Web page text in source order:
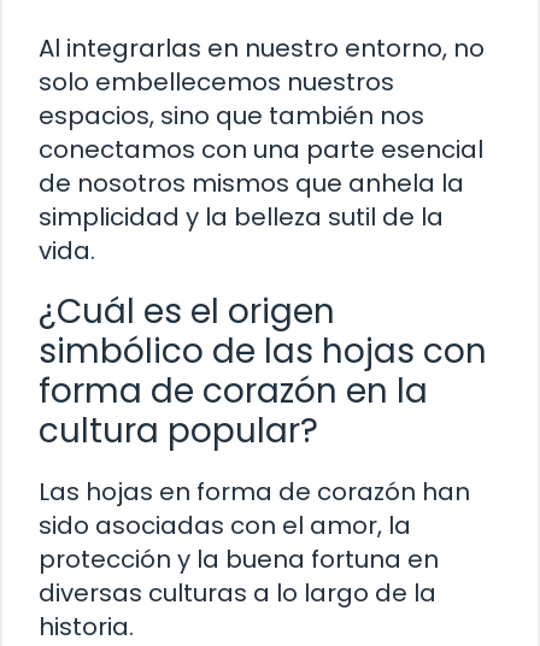
Al integrarlas en nuestro entorno, no
solo embellecemos nuestros
espacios, sino que también nos
conectamos con una parte esencial
de nosotros mismos que anhela la
simplicidad y la belleza sutil de la
vida.
¿Cuál es el origen
simbólico de las hojas con
forma de corazón en la
cultura popular?
Las hojas en forma de corazón han
sido asociadas con el amor, la
protección y la buena fortuna en
diversas culturas a lo largo de la
historia.